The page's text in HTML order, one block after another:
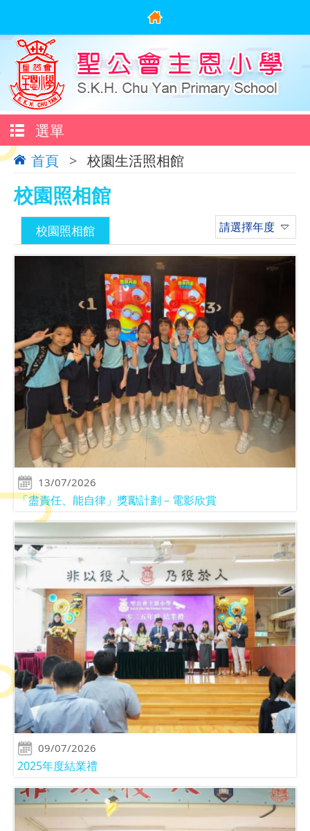
選單
首頁 > 校園生活照相館
校園照相館
請選擇年度
校園照相館
13/07/2026
「盡責任、能自律」獎勵計劃－電影欣賞
09/07/2026
2025年度結業禮